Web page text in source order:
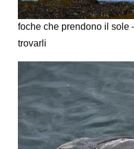
foche che prendono il sole
trovarli